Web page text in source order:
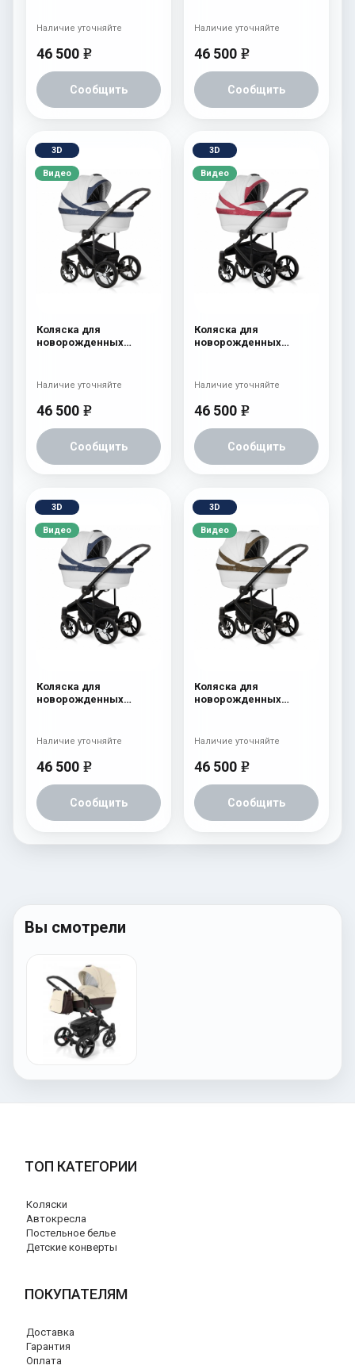
46 500 e
Сообщить
Наличие уточняйте
46 500 e
Сообщить
Наличие уточняйте
3D
Видео
Коляска для
новорожденных
46 500 e
Сообщить
Наличие уточняйте
3D
Видео
Коляска для
новорожденных
46 500 e
Сообщить
Наличие уточняйте
3D
Видео
Коляска для
новорожденных
46 500 e
Сообщить
Наличие уточняйте
3D
Видео
Коляска для
новорожденных
46 500 e
Сообщить
Наличие уточняйте
Вы смотрели
ТОП КАТЕГОРИИ
Коляски
Автокресла
Постельное белье
Детские конверты
ПОКУПАТЕЛЯМ
Доставка
Гарантия
Оплата